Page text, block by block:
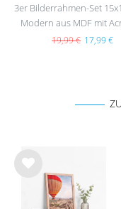
3er Bilderrahmen-Set
Modern aus MDF mit
19,99 € 17,99 €